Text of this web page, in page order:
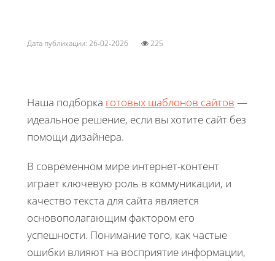
Дата публикации: 26-02-2026 225
Наша подборка готовых шаблонов сайтов —
идеальное решение, если вы хотите сайт без
помощи дизайнера.
В современном мире интернет-контент
играет ключевую роль в коммуникации, и
качество текста для сайта является
основополагающим фактором его
успешности. Понимание того, как частые
ошибки влияют на восприятие информации,